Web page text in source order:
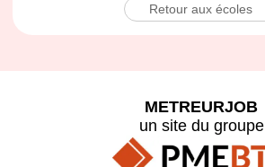
Retour aux écoles
METREURJOB
un site du groupe